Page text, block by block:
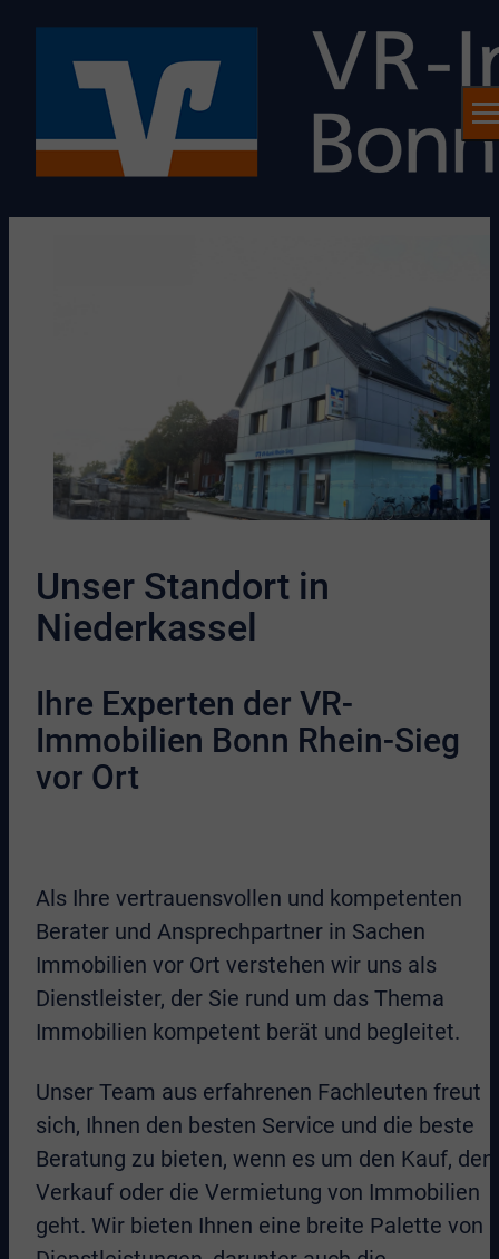
Unser Standort in
Niederkassel
Ihre Experten der VR-
Immobilien Bonn Rhein-Sieg
vor Ort
Als Ihre vertrauensvollen und kompetenten
Berater und Ansprechpartner in Sachen
Immobilien vor Ort verstehen wir uns als
Dienstleister, der Sie rund um das Thema
Immobilien kompetent berät und begleitet.
Unser Team aus erfahrenen Fachleuten freut
sich, Ihnen den besten Service und die beste
Beratung zu bieten, wenn es um den Kauf, den
Verkauf oder die Vermietung von Immobilien
geht. Wir bieten Ihnen eine breite Palette von